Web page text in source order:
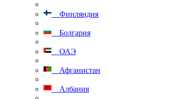
Финляндия
Болгария
ОАЭ
Афганистан
Албания